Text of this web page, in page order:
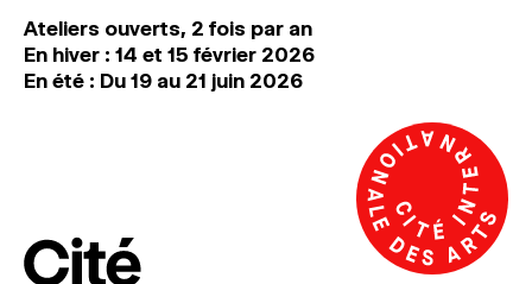
Ateliers ouverts, 2 fois par an
En hiver : 14 et 15 février 2026
En été : Du 19 au 21 juin 2026